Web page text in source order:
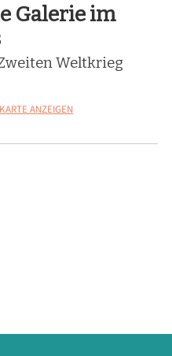
Galerie im
Weltkrieg
ANZEIGEN